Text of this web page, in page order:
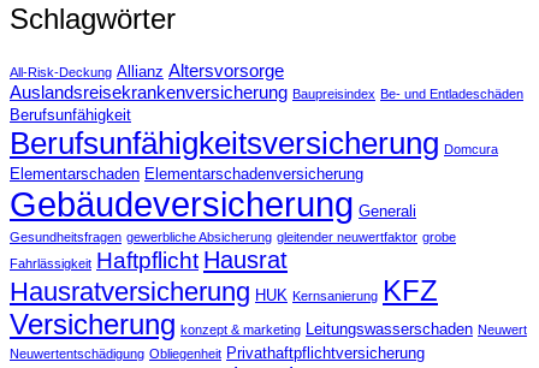
Schlagwörter
All-Risk-Deckung Allianz Altersvorsorge
Auslandsreisekrankenversicherung Baupreisindex Be- und Entladeschäden
Berufsunfähigkeit
Berufsunfähigkeitsversicherung Domcura
Elementarschaden Elementarschadenversicherung
Gebäudeversicherung Generali
Gesundheitsfragen gewerbliche Absicherung gleitender neuwertfaktor grobe
Fahrlässigkeit Haftpflicht Hausrat
Hausratversicherung HUK Kernsanierung KFZ
Versicherung konzept & marketing Leitungswasserschaden Neuwert
Neuwertentschädigung Obliegenheit Privathaftpflichtversicherung